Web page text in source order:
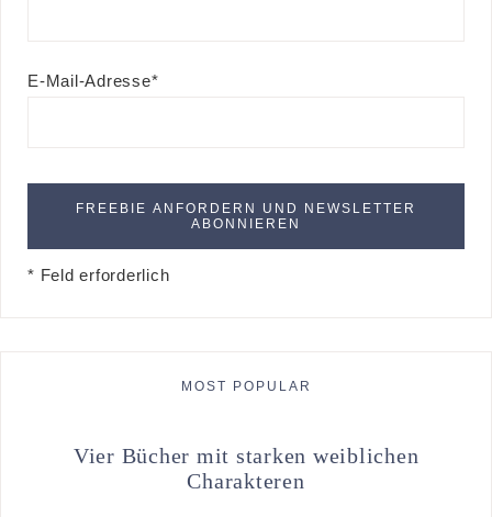
E-Mail-Adresse*
* Feld erforderlich
MOST POPULAR
Vier Bücher mit starken weiblichen
Charakteren